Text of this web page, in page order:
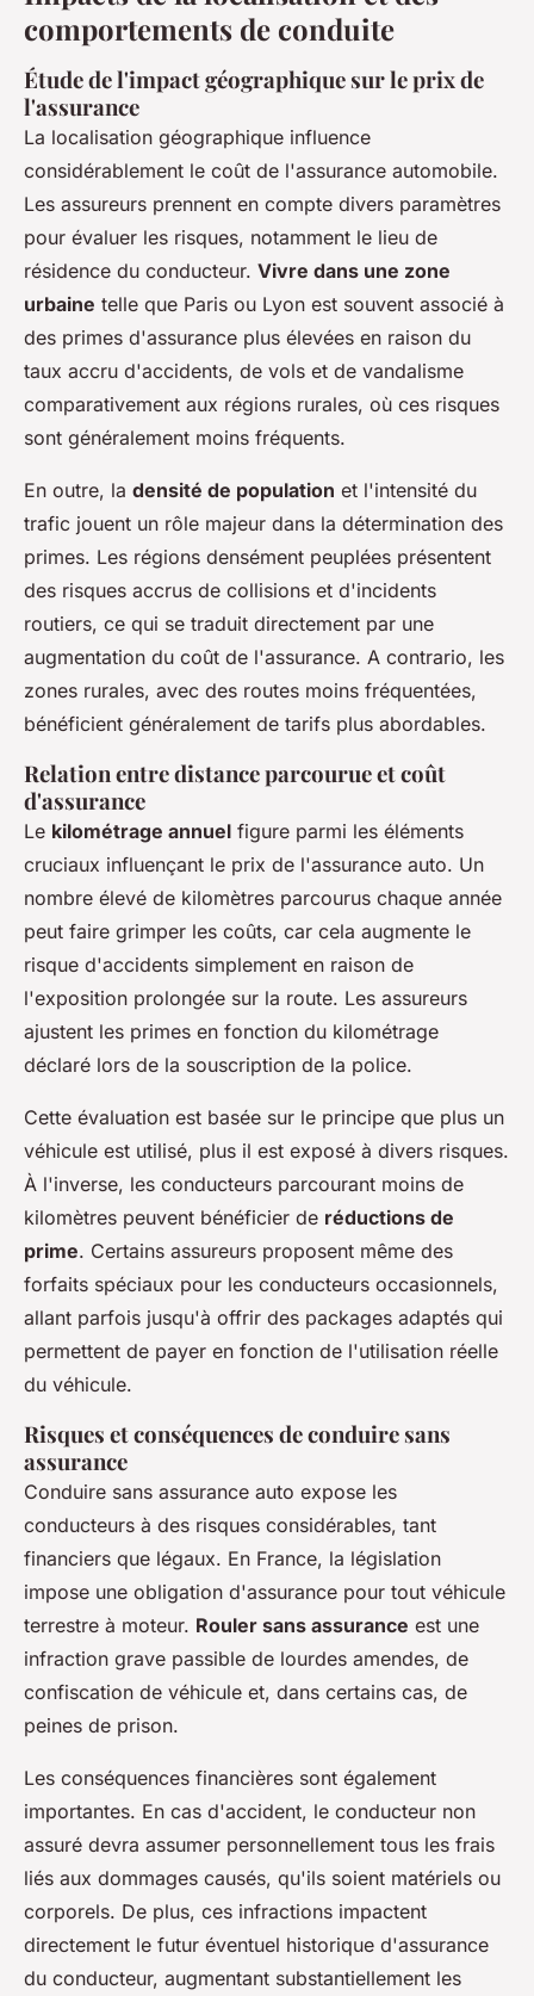
comportements de conduite
Étude de l'impact géographique sur le prix de
l'assurance
La localisation géographique influence
considérablement le coût de l'assurance automobile.
Les assureurs prennent en compte divers paramètres
pour évaluer les risques, notamment le lieu de
résidence du conducteur. Vivre dans une zone
urbaine telle que Paris ou Lyon est souvent associé à
des primes d'assurance plus élevées en raison du
taux accru d'accidents, de vols et de vandalisme
comparativement aux régions rurales, où ces risques
sont généralement moins fréquents.
En outre, la densité de population et l'intensité du
trafic jouent un rôle majeur dans la détermination des
primes. Les régions densément peuplées présentent
des risques accrus de collisions et d'incidents
routiers, ce qui se traduit directement par une
augmentation du coût de l'assurance. A contrario, les
zones rurales, avec des routes moins fréquentées,
bénéficient généralement de tarifs plus abordables.
Relation entre distance parcourue et coût
d'assurance
Le kilométrage annuel figure parmi les éléments
cruciaux influençant le prix de l'assurance auto. Un
nombre élevé de kilomètres parcourus chaque année
peut faire grimper les coûts, car cela augmente le
risque d'accidents simplement en raison de
l'exposition prolongée sur la route. Les assureurs
ajustent les primes en fonction du kilométrage
déclaré lors de la souscription de la police.
Cette évaluation est basée sur le principe que plus un
véhicule est utilisé, plus il est exposé à divers risques.
À l'inverse, les conducteurs parcourant moins de
kilomètres peuvent bénéficier de réductions de
prime. Certains assureurs proposent même des
forfaits spéciaux pour les conducteurs occasionnels,
allant parfois jusqu'à offrir des packages adaptés qui
permettent de payer en fonction de l'utilisation réelle
du véhicule.
Risques et conséquences de conduire sans
assurance
Conduire sans assurance auto expose les
conducteurs à des risques considérables, tant
financiers que légaux. En France, la législation
impose une obligation d'assurance pour tout véhicule
terrestre à moteur. Rouler sans assurance est une
infraction grave passible de lourdes amendes, de
confiscation de véhicule et, dans certains cas, de
peines de prison.
Les conséquences financières sont également
importantes. En cas d'accident, le conducteur non
assuré devra assumer personnellement tous les frais
liés aux dommages causés, qu'ils soient matériels ou
corporels. De plus, ces infractions impactent
directement le futur éventuel historique d'assurance
du conducteur, augmentant substantiellement les